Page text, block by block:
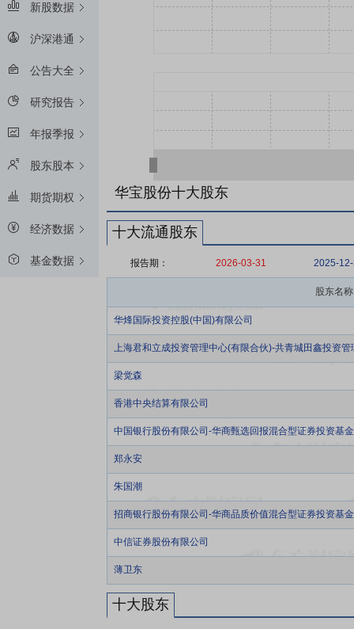
新股数据
沪深港通
公告大全
研究报告
年报季报
股东股本
期货期权
经济数据
基金数据
华宝股份十大股东
十大流通股东
报告期： 2026-03-31 2025-
股东名称
华烽国际投资控股(中国)有限公司
上海君和立成投资管理中心(有限合伙)-共青城田鑫投资
梁觉森
香港中央结算有限公司
中国银行股份有限公司-华商甄选回报混合型证券投资基金
郑永安
朱国潮
招商银行股份有限公司-华商品质价值混合型证券投资基金
中信证券股份有限公司
薄卫东
十大股东